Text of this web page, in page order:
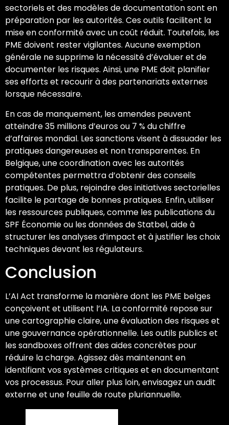
sectoriels et des modèles de documentation sont en
préparation par les autorités. Ces outils facilitent la
mise en conformité avec un coût réduit. Toutefois, les
PME doivent rester vigilantes. Aucune exemption
générale ne supprime la nécessité d’évaluer et de
documenter les risques. Ainsi, une PME doit planifier
ses efforts et recourir à des partenariats externes
lorsque nécessaire.
En cas de manquement, les amendes peuvent
atteindre 35 millions d’euros ou 7 % du chiffre
d’affaires mondial. Les sanctions visent à dissuader les
pratiques dangereuses et non transparentes. En
Belgique, une coordination avec les autorités
compétentes permettra d’obtenir des conseils
pratiques. De plus, rejoindre des initiatives sectorielles
facilite le partage de bonnes pratiques. Enfin, utiliser
les ressources publiques, comme les publications du
SPF Économie ou les données de Statbel, aide à
structurer les analyses d’impact et à justifier les choix
techniques devant les régulateurs.
Conclusion
L’AI Act transforme la manière dont les PME belges
conçoivent et utilisent l’IA. La conformité repose sur
une cartographie claire, une évaluation des risques et
une gouvernance opérationnelle. Les outils publics et
les sandboxes offrent des aides concrètes pour
réduire la charge. Agissez dès maintenant en
identifiant vos systèmes critiques et en documentant
vos processus. Pour aller plus loin, envisagez un audit
externe et une feuille de route pluriannuelle.